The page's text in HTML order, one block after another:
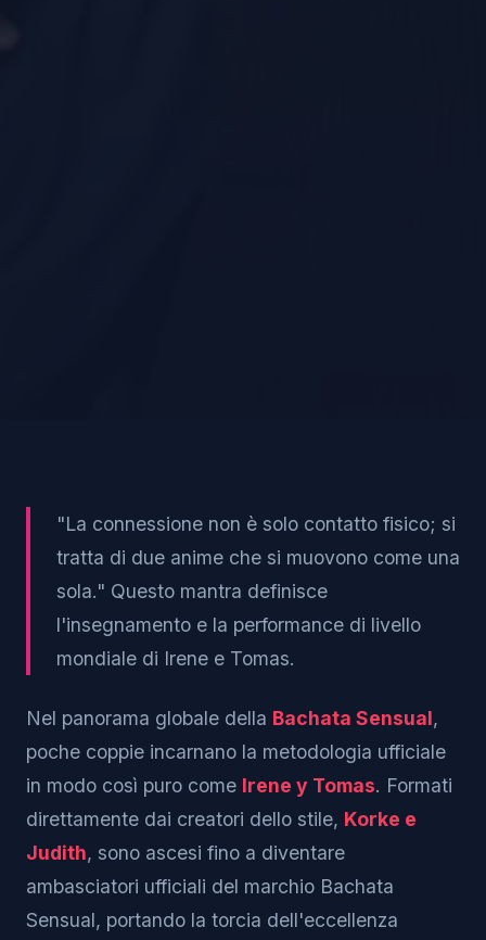
"La connessione non è solo contatto fisico; si
tratta di due anime che si muovono come una
sola." Questo mantra definisce
l'insegnamento e la performance di livello
mondiale di Irene e Tomas.
Nel panorama globale della Bachata Sensual,
poche coppie incarnano la metodologia ufficiale
in modo così puro come Irene y Tomas. Formati
direttamente dai creatori dello stile, Korke e
Judith, sono ascesi fino a diventare
ambasciatori ufficiali del marchio Bachata
Sensual, portando la torcia dell'eccellenza